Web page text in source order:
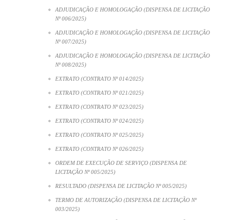
ADJUDICAÇÃO E HOMOLOGAÇÃO (DISPENSA DE LICITAÇÃO
Nº 006/2025)
ADJUDICAÇÃO E HOMOLOGAÇÃO (DISPENSA DE LICITAÇÃO
Nº 007/2025)
ADJUDICAÇÃO E HOMOLOGAÇÃO (DISPENSA DE LICITAÇÃO
Nº 008/2025)
EXTRATO (CONTRATO Nº 014/2025)
EXTRATO (CONTRATO Nº 021/2025)
EXTRATO (CONTRATO Nº 023/2025)
EXTRATO (CONTRATO Nº 024/2025)
EXTRATO (CONTRATO Nº 025/2025)
EXTRATO (CONTRATO Nº 026/2025)
ORDEM DE EXECUÇÃO DE SERVIÇO (DISPENSA DE
LICITAÇÃO Nº 005/2025)
RESULTADO (DISPENSA DE LICITAÇÃO Nº 005/2025)
TERMO DE AUTORIZAÇÃO (DISPENSA DE LICITAÇÃO Nº
003/2025)